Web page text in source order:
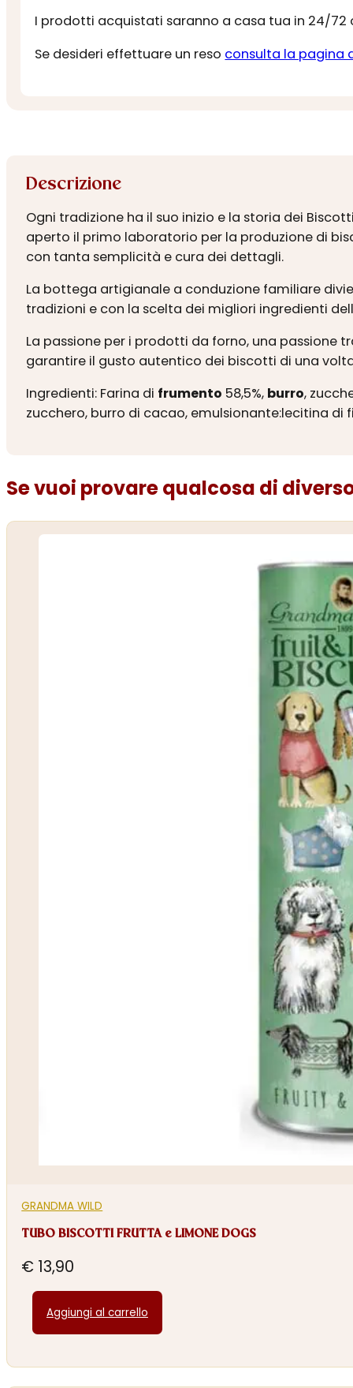
I prodotti acquistati saranno a casa tua in 24/72
Se desideri effettuare un reso consulta la pagina
Descrizione
Ogni tradizione ha il suo inizio e la storia dei
aperto il primo laboratorio per la produzione di
con tanta semplicità e cura dei dettagli.
La bottega artigianale a conduzione familiare
tradizioni e con la scelta dei migliori ingredienti
La passione per i prodotti da forno, una passione
garantire il gusto autentico dei biscotti di una
Ingredienti: Farina di frumento 58,5%, burro,
zucchero, burro di cacao, emulsionante:lecitina di
Se vuoi provare qualcosa di
GRANDMA WILD
TUBO BISCOTTI FRUTTA e LIMONE DOGS
€ 13,90
Aggiungi al carrello